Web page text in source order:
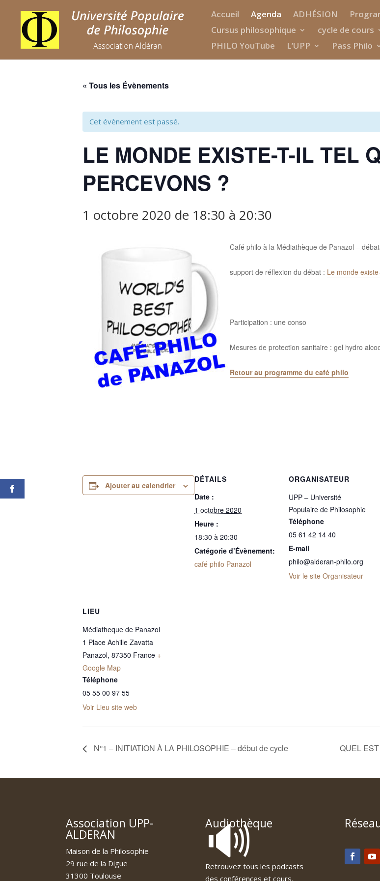
Accueil Agenda ADHÉSION
Cursus philosophique
cycle de cours
PHILO YouTube
L’UPP Pass Philo
« Tous les Évènements
Cet évènement est passé.
LE MONDE EXISTE-T-IL TEL
PERCEVONS ?
1 octobre 2020 de 18:30 à 20:30
Café philo à la Médiathèque de Panazol –
support de réflexion du débat : Le monde
Participation : une conso
Mesures de protection sanitaire : gel hydro
Retour au programme du café philo
Ajouter au calendrier
DÉTAILS
Date :
1 octobre 2020
Heure :
18:30 à 20:30
Catégorie d’Évènement:
café philo Panazol
ORGANISATEUR
UPP – Université
Populaire de Philosophie
Téléphone
05 61 42 14 40
E-mail
philo@alderan-philo.org
Voir le site Organisateur
LIEU
Médiatheque de Panazol
1 Place Achille Zavatta
Panazol, 87350 France +
Google Map
Téléphone
05 55 00 97 55
Voir Lieu site web
N°1 – INITIATION À LA PHILOSOPHIE – début de cycle QUEL
Association UPP-
ALDERAN
Maison de la Philosophie
29 rue de la Digue
31300 Toulouse
Audiothèque
🔊
Retrouvez tous les podcasts
des conférences et cours.